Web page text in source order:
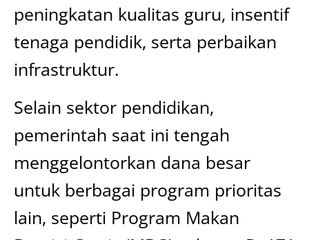
peningkatan kualitas guru, insentif
tenaga pendidik, serta perbaikan
infrastruktur.
Selain sektor pendidikan,
pemerintah saat ini tengah
menggelontorkan dana besar
untuk berbagai program prioritas
lain, seperti Program Makan